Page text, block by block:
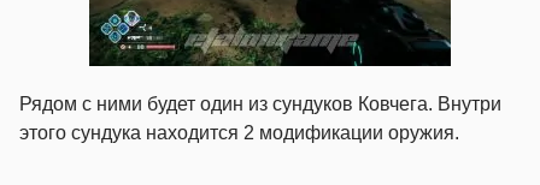
Рядом с ними будет один из сундуков Ковчега. Внутри
этого сундука находится 2 модификации оружия.